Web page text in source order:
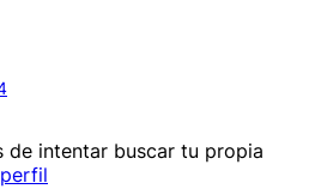
de intentar buscar tu propia